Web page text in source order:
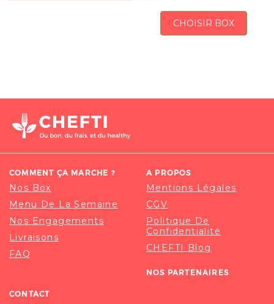
CHOISIR BOX
COMMENT ÇA MARCHE ?
Nos Box
Menu De La Semaine
Nos Engagements
Livraisons
FAQ
A PROPOS
Mentions Légales
CGV
Politique De
Confidentialité
CHEFTI Blog
NOS PARTENAIRES
CONTACT